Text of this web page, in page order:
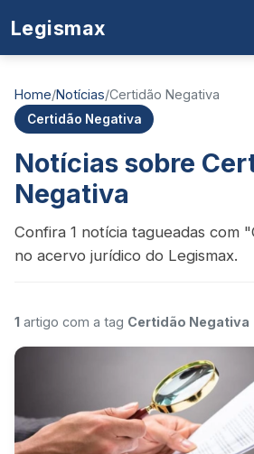
Legismax
Home/Notícias/Certidão Negativa
Certidão Negativa
Notícias sobre
Negativa
Confira 1 notícia tagueadas com
no acervo jurídico do Legismax.
1 artigo com a tag Certidão Negativa